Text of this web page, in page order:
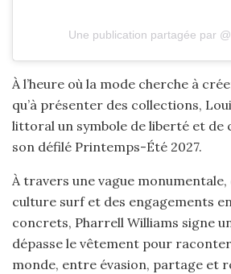
Une publication partagée par
À l’heure où la mode cherche à
qu’à présenter des collections,
littoral un symbole de liberté et de
son défilé Printemps-Été 2027.
À travers une vague
culture surf et des engagements
concrets, Pharrell Williams signe
dépasse le vêtement pour
monde, entre évasion, partage et